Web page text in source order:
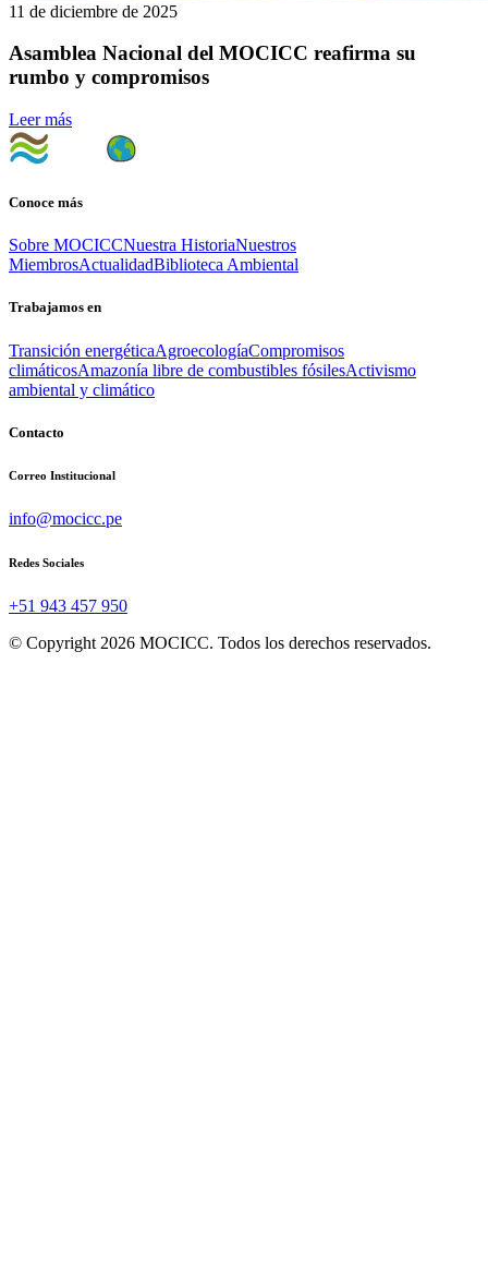
11 de diciembre de 2025
Asamblea Nacional del MOCICC reafirma su
rumbo y compromisos
Leer más
Conoce más
Sobre MOCICCNuestra HistoriaNuestros
MiembrosActualidadBiblioteca Ambiental
Trabajamos en
Transición energéticaAgroecologíaCompromisos
climáticosAmazonía libre de combustibles fósilesActivismo
ambiental y climático
Contacto
Correo Institucional
info@mocicc.pe
Redes Sociales
+51 943 457 950
© Copyright 2026 MOCICC. Todos los derechos reservados.